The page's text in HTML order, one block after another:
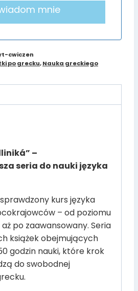
mnie
cwiczen
po grecku,Nauka greckiego
–
seria do nauki języka
kurs języka
– od poziomu
po zaawansowany. Seria
książek obejmujących
godzin nauki, które krok
do swobodnej